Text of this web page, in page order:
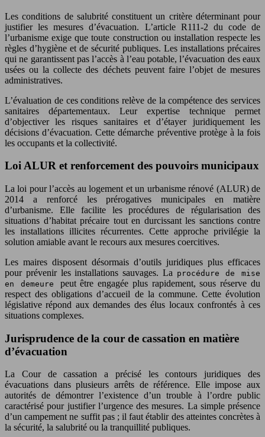
Les conditions de salubrité constituent un critère déterminant pour
justifier les mesures d’évacuation. L’article R111-2 du code de
l’urbanisme exige que toute construction ou installation respecte les
règles d’hygiène et de sécurité publiques. Les installations précaires
qui ne garantissent pas l’accès à l’eau potable, l’évacuation des eaux
usées ou la collecte des déchets peuvent faire l’objet de mesures
administratives.
L’évaluation de ces conditions relève de la compétence des services
sanitaires départementaux. Leur expertise technique permet
d’objectiver les risques sanitaires et d’étayer juridiquement les
décisions d’évacuation. Cette démarche préventive protège à la fois
les occupants et la collectivité.
Loi ALUR et renforcement des pouvoirs municipaux
La loi pour l’accès au logement et un urbanisme rénové (ALUR) de
2014 a renforcé les prérogatives municipales en matière
d’urbanisme. Elle facilite les procédures de régularisation des
situations d’habitat précaire tout en durcissant les sanctions contre
les installations illicites récurrentes. Cette approche privilégie la
solution amiable avant le recours aux mesures coercitives.
Les maires disposent désormais d’outils juridiques plus efficaces
pour prévenir les installations sauvages. La procédure de mise
en demeure peut être engagée plus rapidement, sous réserve du
respect des obligations d’accueil de la commune. Cette évolution
législative répond aux demandes des élus locaux confrontés à ces
situations complexes.
Jurisprudence de la cour de cassation en matière
d’évacuation
La Cour de cassation a précisé les contours juridiques des
évacuations dans plusieurs arrêts de référence. Elle impose aux
autorités de démontrer l’existence d’un trouble à l’ordre public
caractérisé pour justifier l’urgence des mesures. La simple présence
d’un campement ne suffit pas ; il faut établir des atteintes concrètes à
la sécurité, la salubrité ou la tranquillité publiques.